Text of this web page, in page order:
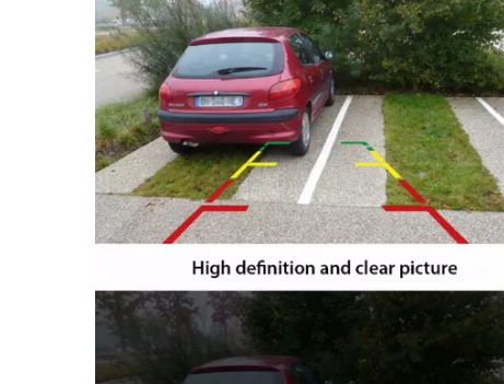
Senzori Parcare
Electrice auto
Redresoare Auto
Modulatoare Auto FM
Invertoare auto
Lumini Ambientale
Testere auto
Pompe transfer
Intretinere auto